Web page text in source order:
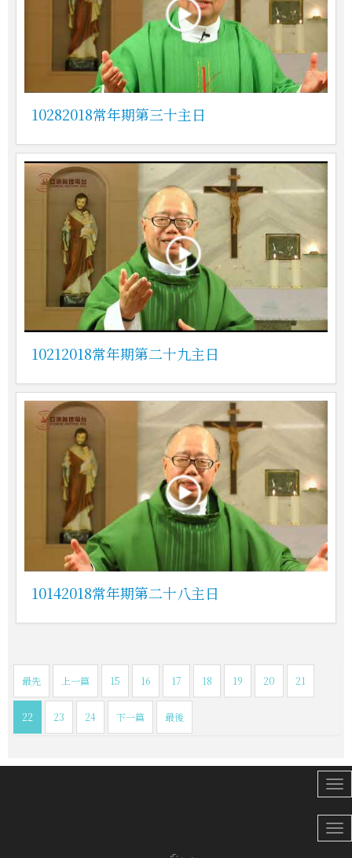
10282018常年期第三十主日
10212018常年期第二十九主日
10142018常年期第二十八主日
最先 上一篇 15 16 17 18 19 20 21
22 23 24 下一篇 最後